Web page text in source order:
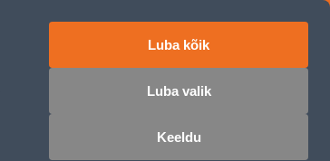
Luba kõik
Luba valik
Keeldu